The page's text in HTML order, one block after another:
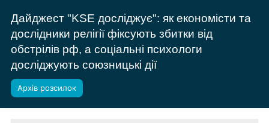
Дайджест "KSE досліджує": як економісти та
дослідники релігії фіксують збитки від
обстрілів рф, а соціальні психологи
досліджують союзницькі дії
Архів розсилок